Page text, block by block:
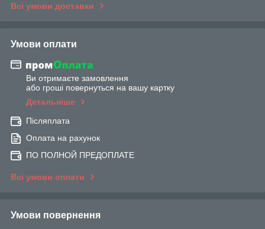
Всі умови доставки
Умови оплати
Ви отримаєте замовлення
або гроші повернуться на вашу картку
Детальніше
Післяплата
Оплата на рахунок
ПО ПОЛНОЙ ПРЕДОПЛАТЕ
Всі умови оплати
Умови повернення